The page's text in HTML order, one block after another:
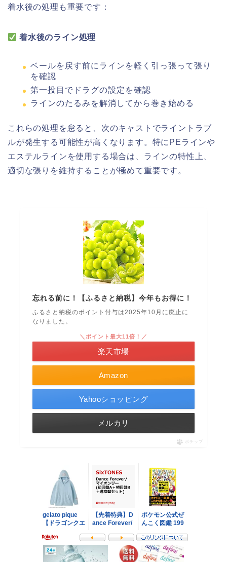
着水後の処理も重要です：
着水後のライン処理
ベールを戻す前にラインを軽く引っ張って張り
を確認
第一投目でドラグの設定を確認
ラインのたるみを解消してから巻き始める
これらの処理を怠ると、次のキャストでライントラブ
ルが発生する可能性が高くなります。特にPEラインや
エステルラインを使用する場合は、ラインの特性上、
適切な張りを維持することが極めて重要です。
忘れる前に！【ふるさと納税】今年もお得に！
ふるさと納税のポイント付与は2025年10月に廃止に
なりました。
Amazon
＼ポイント最大11倍！／
楽天市場
Yahooショッピング
メルカリ
ポチップ